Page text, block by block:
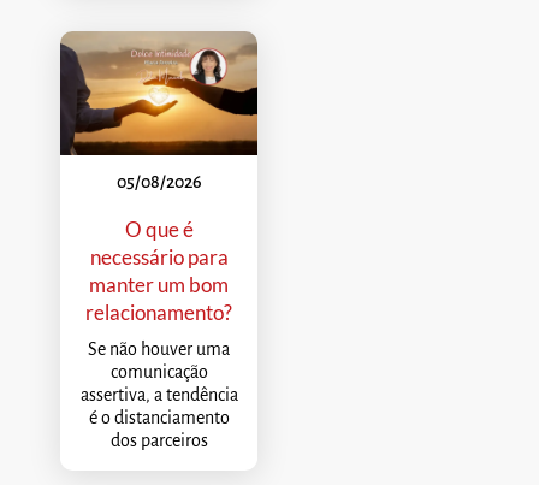
05/08/2026
O que é
necessário para
manter um bom
relacionamento?
Se não houver uma
comunicação
assertiva, a tendência
é o distanciamento
dos parceiros